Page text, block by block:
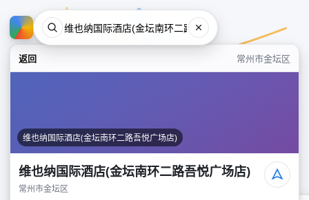
返回 常州市金坛区
维也纳国际酒店(金坛南环二路吾悦广场店)
维也纳国际酒店(金坛南环二路吾悦广场店)
常州市金坛区